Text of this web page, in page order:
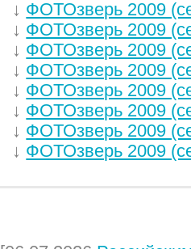
↓ ФОТОзверь 2009
↓ ФОТОзверь 2009
↓ ФОТОзверь 2009
↓ ФОТОзверь 2009
↓ ФОТОзверь 2009
↓ ФОТОзверь 2009
↓ ФОТОзверь 2009
↓ ФОТОзверь 2009